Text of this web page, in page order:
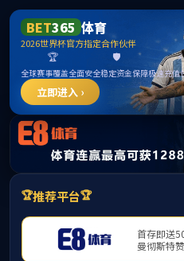
中国·必威(bw·西汉
提示：访问地址无效，84/81/